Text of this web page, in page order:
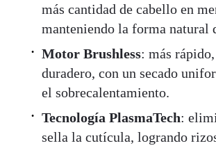
más cantidad de cabello en
manteniendo la forma natural
Motor Brushless: más
duradero, con un secado
el sobrecalentamiento.
Tecnología PlasmaTech:
sella la cutícula, logrando